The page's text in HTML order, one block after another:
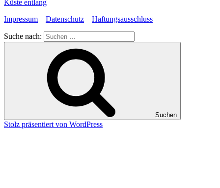
Küste entlang
Impressum
Datenschutz Haftungsausschluss
Suche nach:
Suchen
Stolz präsentiert von WordPress